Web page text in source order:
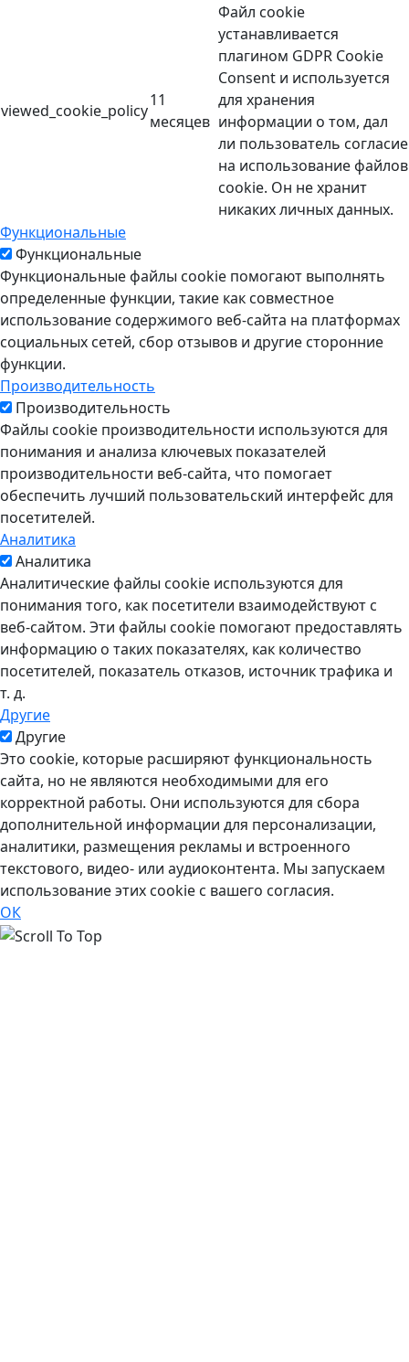
viewed_cookie_policy
11
месяцев
Файл cookie
устанавливается
плагином GDPR Cookie
Consent и используется
для хранения
информации о том, дал
ли пользователь согласие
на использование файлов
cookie. Он не хранит
никаких личных данных.
Функциональные
Функциональные
Функциональные файлы cookie помогают выполнять
определенные функции, такие как совместное
использование содержимого веб-сайта на платформах
социальных сетей, сбор отзывов и другие сторонние
функции.
Производительность
Производительность
Файлы cookie производительности используются для
понимания и анализа ключевых показателей
производительности веб-сайта, что помогает
обеспечить лучший пользовательский интерфейс для
посетителей.
Аналитика
Аналитика
Аналитические файлы cookie используются для
понимания того, как посетители взаимодействуют с
веб-сайтом. Эти файлы cookie помогают предоставлять
информацию о таких показателях, как количество
посетителей, показатель отказов, источник трафика и
т. д.
Другие
Другие
Это cookie, которые расширяют функциональность
сайта, но не являются необходимыми для его
корректной работы. Они используются для сбора
дополнительной информации для персонализации,
аналитики, размещения рекламы и встроенного
текстового, видео- или аудиоконтента. Мы запускаем
использование этих cookie с вашего согласия.
ОК